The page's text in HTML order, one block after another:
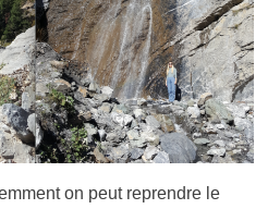
on peut reprendre le